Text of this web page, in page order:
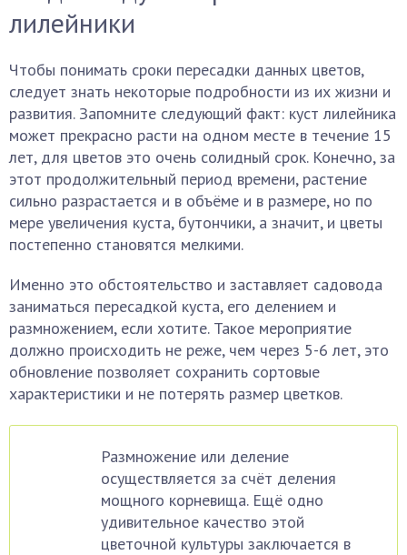
лилейники
Чтобы понимать сроки пересадки данных цветов,
следует знать некоторые подробности из их жизни и
развития. Запомните следующий факт: куст лилейника
может прекрасно расти на одном месте в течение 15
лет, для цветов это очень солидный срок. Конечно, за
этот продолжительный период времени, растение
сильно разрастается и в объёме и в размере, но по
мере увеличения куста, бутончики, а значит, и цветы
постепенно становятся мелкими.
Именно это обстоятельство и заставляет садовода
заниматься пересадкой куста, его делением и
размножением, если хотите. Такое мероприятие
должно происходить не реже, чем через 5-6 лет, это
обновление позволяет сохранить сортовые
характеристики и не потерять размер цветков.
Размножение или деление
осуществляется за счёт деления
мощного корневища. Ещё одно
удивительное качество этой
цветочной культуры заключается в